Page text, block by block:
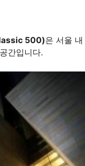
500)은 서울
간입니다.